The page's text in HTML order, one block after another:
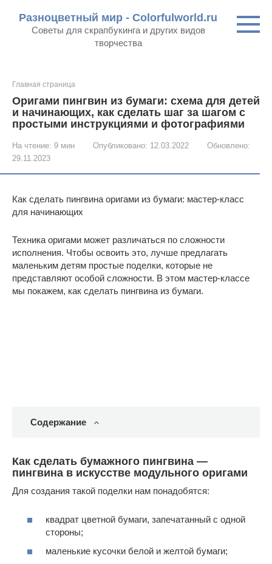
контенту
Разноцветный мир - Colorfulworld.ru
Советы для скрапбукинга и других видов
творчества
Главная страница
Оригами пингвин из бумаги: схема для детей
и начинающих, как сделать шаг за шагом с
простыми инструкциями и фотографиями
На чтение: 9 мин Опубликовано: 12.03.2022
Обновлено:
29.11.2023
Как сделать пингвина оригами из бумаги: мастер-класс
для начинающих
Техника оригами может различаться по сложности
исполнения. Чтобы освоить это, лучше предлагать
маленьким детям простые поделки, которые не
представляют особой сложности. В этом мастер-классе
мы покажем, как сделать пингвина из бумаги.
Содержание
Как сделать бумажного пингвина —
пингвина в искусстве модульного оригами
Для создания такой поделки нам понадобятся:
квадрат цветной бумаги, запечатанный с одной
стороны;
маленькие кусочки белой и желтой бумаги;